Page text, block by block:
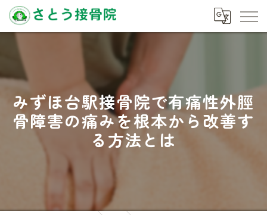
みずほ台駅接骨院で有痛性外脛
骨障害の痛みを根本から改善す
る方法とは